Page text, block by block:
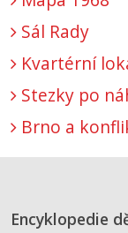
Sál Rady
Kvartérní
Stezky po
Brno a
Encyklopedie